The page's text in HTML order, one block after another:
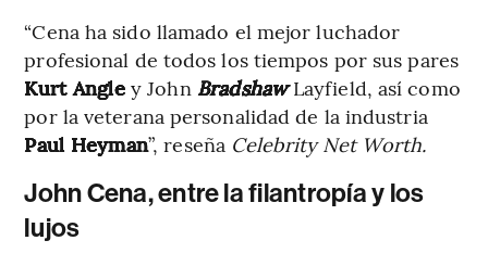
“Cena ha sido llamado el mejor luchador
profesional de todos los tiempos por sus pares
Kurt Angley John BradshawLayfield, así como
por la veterana personalidad de la industria
Paul Heyman”, reseña Celebrity Net Worth.
John Cena, entre la filantropía y los
lujos